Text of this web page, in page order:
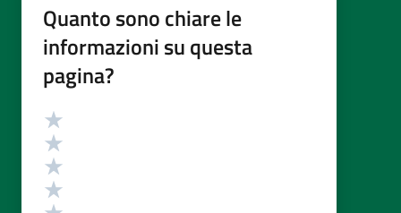
Quanto sono chiare le
informazioni su questa
pagina?
Valutazione